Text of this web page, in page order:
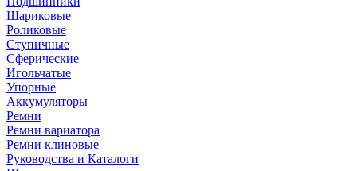
Шариковые
Роликовые
Ступичные
Сферические
Игольчатые
Упорные
Аккумуляторы
Ремни
Ремни вариатора
Ремни клиновые
Руководства и Каталоги